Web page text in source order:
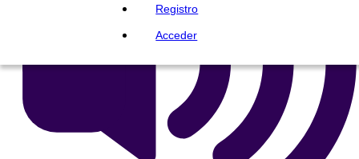
Registro
Acceder